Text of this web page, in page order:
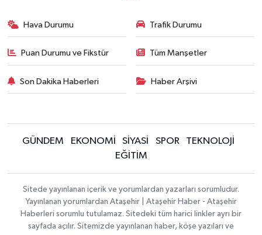
Hava Durumu Trafik Durumu
Puan Durumu ve Fikstür Tüm Manşetler
Son Dakika Haberleri Haber Arşivi
GÜNDEM EKONOMİ SİYASİ SPOR
TEKNOLOJİ
EĞİTİM
Sitede yayınlanan içerik ve yorumlardan yazarları sorumludur.
Yayınlanan yorumlardan Ataşehir | Ataşehir Haber - Ataşehir
Haberleri sorumlu tutulamaz. Sitedeki tüm harici linkler ayrı bir
sayfada açılır. Sitemizde yayınlanan haber, köşe yazıları ve